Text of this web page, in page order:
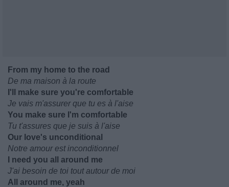
From my home to the road
De ma maison à la route
I'll make sure you're comfortable
Je vais m'assurer que tu es à l'aise
You make sure I'm comfortable
Tu t'assures que je suis à l'aise
Our love's unconditional
Notre amour est inconditionnel
I need you all around me
J'ai besoin de toi tout autour de moi
All around me, yeah